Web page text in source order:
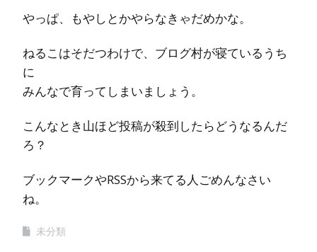
やっぱ、もやしとかやらなきゃだめかな。
ねるこはそだつわけで、ブログ村が寝ているうち
に
みんなで育ってしまいましょう。
こんなとき山ほど投稿が殺到したらどうなるんだ
ろ？
ブックマークやRSSから来てる人ごめんなさい
ね。
未分類